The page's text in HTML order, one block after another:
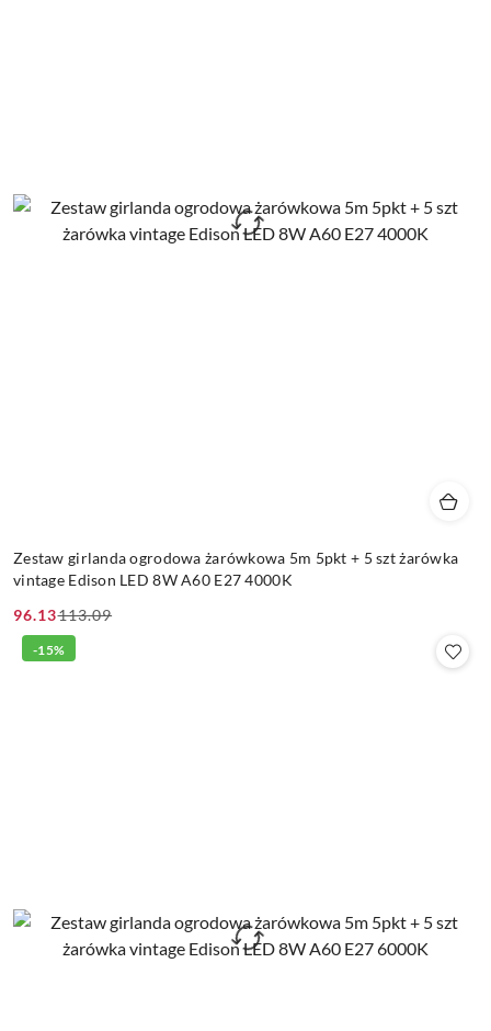
Zestaw girlanda ogrodowa żarówkowa 5m 5pkt + 5 szt żarówka
vintage Edison LED 8W A60 E27 4000K
Cena
promocyjna:
96.13
Cena
przed
113.09
-15%